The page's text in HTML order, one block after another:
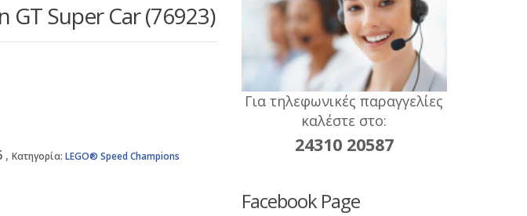
GT Super Car (76923)
Κατηγορία: LEGO® Speed Champions
Για τηλεφωνικές παραγγελίες
καλέστε στο:
24310 20587
Facebook Page